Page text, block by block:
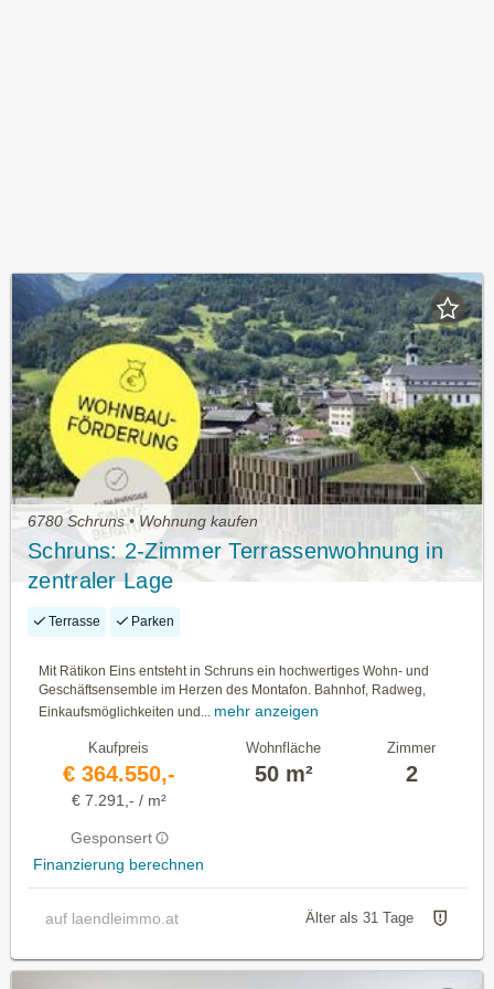
6780 Schruns • Wohnung kaufen
Schruns: 2-Zimmer Terrassenwohnung in
zentraler Lage
Terrasse Parken
Mit Rätikon Eins entsteht in Schruns ein hochwertiges Wohn- und
Geschäftsensemble im Herzen des Montafon. Bahnhof, Radweg,
Einkaufsmöglichkeiten und... mehr anzeigen
Kaufpreis
€ 364.550,-
€ 7.291,- / m²
Gesponsert
Finanzierung berechnen
Wohnfläche
50 m²
Zimmer
2
auf laendleimmo.at Älter als 31 Tage